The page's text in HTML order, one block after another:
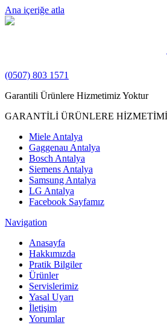
Ana içeriğe atla
(0507) 803 1571
Garantili Ürünlere Hizmetimiz Yoktur
GARANTİLİ ÜRÜNLERE
Miele Antalya
Gaggenau Antalya
Bosch Antalya
Siemens Antalya
Samsung Antalya
LG Antalya
Facebook Sayfamız
Navigation
Anasayfa
Hakkımızda
Pratik Bilgiler
Ürünler
Servislerimiz
Yasal Uyarı
İletişim
Yorumlar